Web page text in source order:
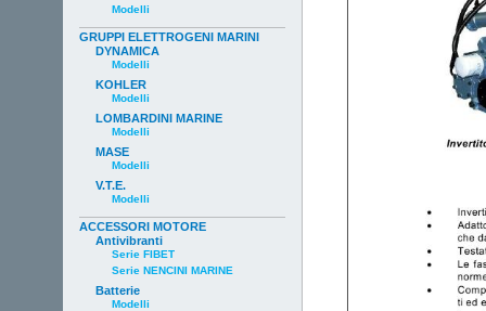
Modelli
GRUPPI ELETTROGENI MARINI
DYNAMICA
Modelli
KOHLER
Modelli
LOMBARDINI MARINE
Modelli
MASE
Modelli
V.T.E.
Modelli
ACCESSORI MOTORE
Antivibranti
Serie FIBET
Serie NENCINI MARINE
Batterie
Modelli